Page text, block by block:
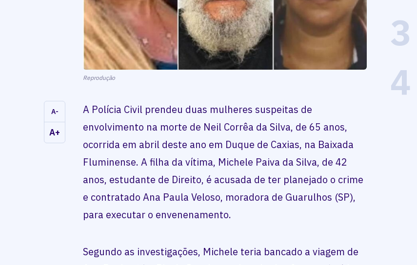
Reprodução
A-
A+
A Polícia Civil prendeu duas mulheres suspeitas de
envolvimento na morte de Neil Corrêa da Silva, de 65 anos,
ocorrida em abril deste ano em Duque de Caxias, na Baixada
Fluminense. A filha da vítima, Michele Paiva da Silva, de 42
anos, estudante de Direito, é acusada de ter planejado o crime
e contratado Ana Paula Veloso, moradora de Guarulhos (SP),
para executar o envenenamento.
Segundo as investigações, Michele teria bancado a viagem de
3
4